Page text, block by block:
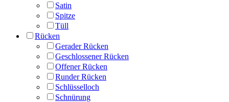
Satin
Spitze
Tüll
Rücken
Gerader Rücken
Geschlossener Rücken
Offener Rücken
Runder Rücken
Schlüsselloch
Schnürung